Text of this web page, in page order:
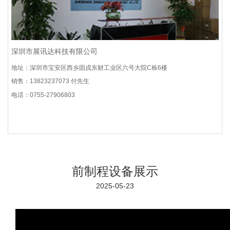
深圳市展讯达科技有限公司
地址：深圳市宝安区西乡固戍东财工业区六号大院C栋6楼
销售：13823237073 付先生
电话：0755-27906803
前制程设备展示
2025-05-23